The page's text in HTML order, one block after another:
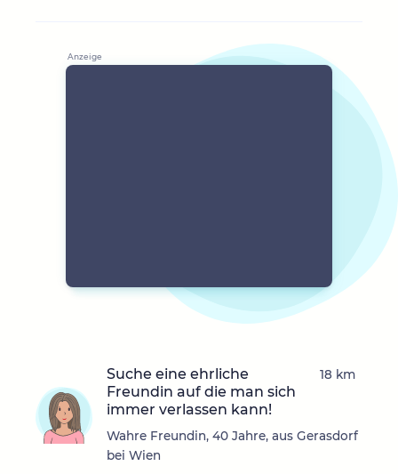
Suche eine ehrliche
Freundin auf die man sich
immer verlassen kann!
Wahre Freundin, 40 Jahre, aus Gerasdorf
bei Wien
18 km